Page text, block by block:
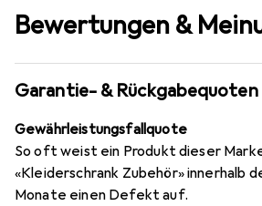
Bewertungen &
Garantie- & Rückgabequoten
Gewährleistungsfallquote
So oft weist ein Produkt dieser
«Kleiderschrank Zubehör» innerhalb
Monate einen Defekt auf.